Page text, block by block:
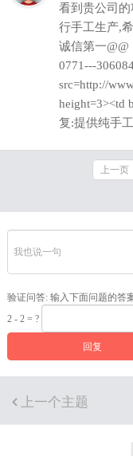
看到贵公司
行手工生产,
诚信第一
0771---
src=http://
height=3><td
复:提供纯手
上一页
验证问答: 输入下面问题的答
2 - 2 = ?
上一个主题